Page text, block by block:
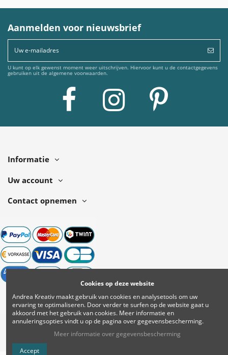
Aanmelden voor nieuwsbrief
U kunt op elk gewenst moment weer uitschrijven. Hiervoor kunt u de contactgegevens
gebruiken uit de algemene voorwaarden.
Informatie
Uw account
Contact opnemen
Cookies op deze website
Andrea Kreativ maakt gebruik van cookies en analysetools om uw
ervaring te optimaliseren. Door verder te surfen op de website gaat u
akkoord met het gebruik van cookies. Meer informatie en
annuleringsopties vindt u op de pagina over gegevensbescherming.
Meer informatie over gegevensbescherming
Accept